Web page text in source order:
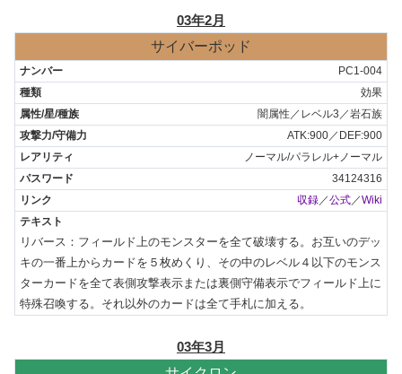
03年2月
サイバーポッド
PC1-004
効果
闇属性／レベル3／岩石族
ATK:900／DEF:900
ノーマル/パラレル+ノーマル
34124316
収録／公式／Wiki
リバース：フィールド上のモンスターを全て破壊する。お互いのデッ
キの一番上からカードを５枚めくり、その中のレベル４以下のモンス
ターカードを全て表側攻撃表示または裏側守備表示でフィールド上に
特殊召喚する。それ以外のカードは全て手札に加える。
03年3月